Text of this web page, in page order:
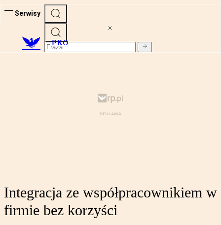
Serwisy
PRO
Integracja ze współpracownikiem w
firmie bez korzyści